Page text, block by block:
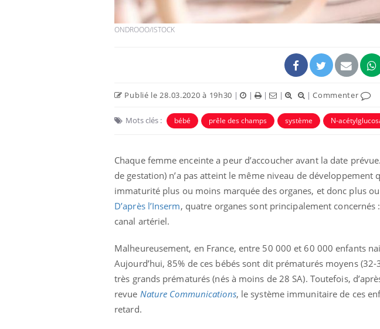
ONDROOO/ISTOCK
Publié le 28.03.2020 à 19h30 | | | | |Commenter
Mots clés : bébé prêle des champs système N-
Chaque femme enceinte a peur d’accoucher avant la date
de gestation) n’a pas atteint le même niveau de développement
immaturité plus ou moins marquée des organes, et donc plus
D’après l’Inserm, quatre organes sont principalement
canal artériel.
Malheureusement, en France, entre 50 000 et 60 000 enfants
Aujourd’hui, 85% de ces bébés sont dit prématurés moyens
très grands prématurés (nés à moins de 28 SA). Toutefois,
revue Nature Communications, le système immunitaire de ces
retard.
Chikungunya, dengue,
West Nile : que se passe-
France ?
La sieste
de dormir la